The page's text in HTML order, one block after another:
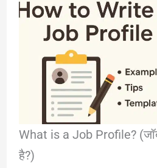
What is a Job Profile? (जॉब
है?)